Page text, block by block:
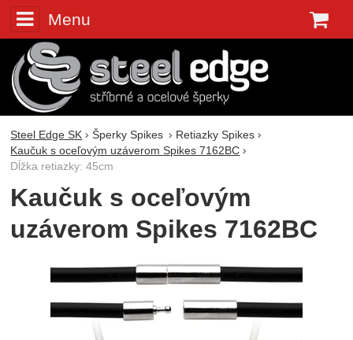
Menu
Steel Edge SK Šperky Spikes
Retiazky Spikes
Kaučuk s oceľovým uzáverom Spikes 7162BC
Dĺžka retiazky: 45cm
Kaučuk s oceľovým
uzáverom Spikes 7162BC
Fotografie